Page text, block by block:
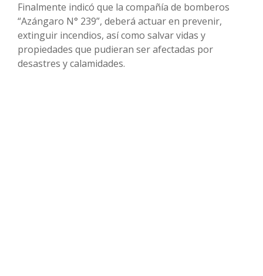
Finalmente indicó que la compañía de bomberos
“Azángaro N° 239”, deberá actuar en prevenir,
extinguir incendios, así como salvar vidas y
propiedades que pudieran ser afectadas por
desastres y calamidades.